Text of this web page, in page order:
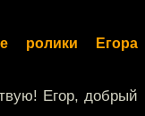
ролики Егора
Егор, добрый